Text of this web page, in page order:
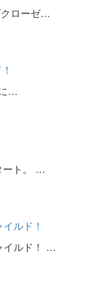
クローゼ…
…
ート。 …
ルド！
イルド！ …